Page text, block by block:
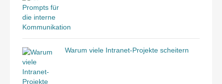
Warum viele Intranet-Projekte scheitern